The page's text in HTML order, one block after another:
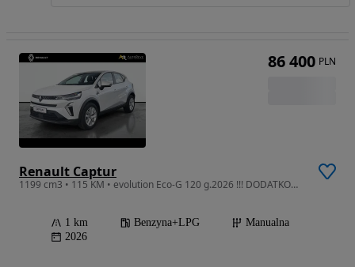
Renault Captur
1199 cm3 • 115 KM • evolution Eco-G 120 g.2026 !!! DODATKOWY RABAT !!!
1 km Benzyna+LPG
Manualna
2026
86 400 PLN